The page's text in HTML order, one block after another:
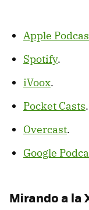
Apple
Spotify.
iVoox.
Pocket Casts.
Overcast.
Google
Mirando a la